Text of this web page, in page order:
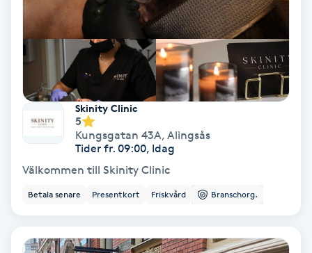
Nagelvård
Naglar borttagning
Naglar reparation
Naprapati
Navelpiercing
Ny frisyr
Skinity Clinic
5
Kungsgatan 43A, Alingsås
Tider fr. 09:00, Idag
Välkommen till Skinity Clinic
Betala senare Presentkort Friskvård Branschorg.